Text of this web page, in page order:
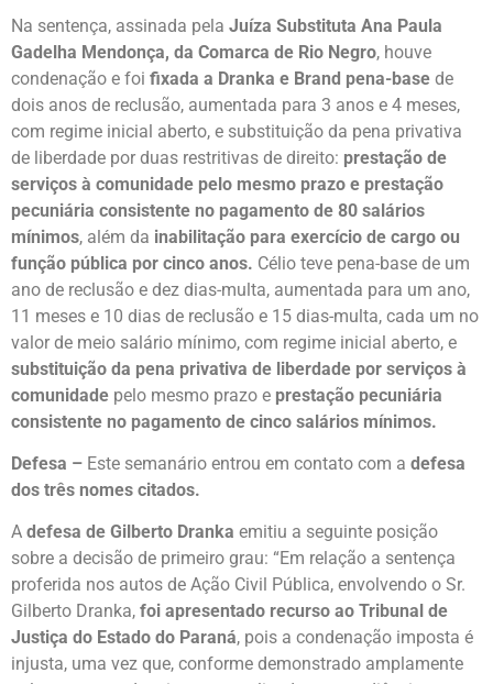
Na sentença, assinada pela Juíza Substituta Ana Paula
Gadelha Mendonça, da Comarca de Rio Negro, houve
condenação e foi fixada a Dranka e Brand pena-base de
dois anos de reclusão, aumentada para 3 anos e 4 meses,
com regime inicial aberto, e substituição da pena privativa
de liberdade por duas restritivas de direito: prestação de
serviços à comunidade pelo mesmo prazo e prestação
pecuniária consistente no pagamento de 80 salários
mínimos, além da inabilitação para exercício de cargo ou
função pública por cinco anos. Célio teve pena-base de um
ano de reclusão e dez dias-multa, aumentada para um ano,
11 meses e 10 dias de reclusão e 15 dias-multa, cada um no
valor de meio salário mínimo, com regime inicial aberto, e
substituição da pena privativa de liberdade por serviços à
comunidade pelo mesmo prazo e prestação pecuniária
consistente no pagamento de cinco salários mínimos.
Defesa – Este semanário entrou em contato com a defesa
dos três nomes citados.
A defesa de Gilberto Dranka emitiu a seguinte posição
sobre a decisão de primeiro grau: “Em relação a sentença
proferida nos autos de Ação Civil Pública, envolvendo o Sr.
Gilberto Dranka, foi apresentado recurso ao Tribunal de
Justiça do Estado do Paraná, pois a condenação imposta é
injusta, uma vez que, conforme demonstrado amplamente